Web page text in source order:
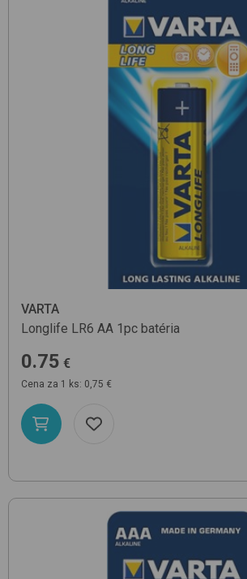
VARTA
Longlife LR6 AA 1pc batéria
0.75 €
Cena za 1 ks: 0,75 €